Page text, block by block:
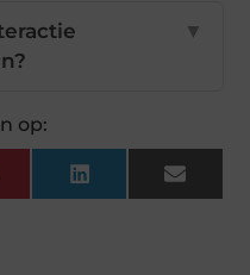
▼
op:
LinkedInEmail